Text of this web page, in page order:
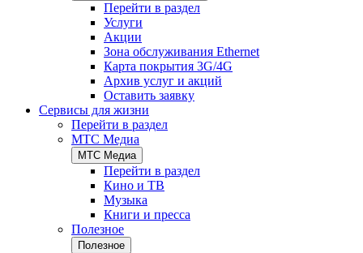
Перейти в раздел
Услуги
Акции
Зона обслуживания Ethernet
Карта покрытия 3G/4G
Архив услуг и акций
Оставить заявку
Сервисы для жизни
Перейти в раздел
МТС Медиа
МТС Медиа
Перейти в раздел
Кино и ТВ
Музыка
Книги и пресса
Полезное
Полезное